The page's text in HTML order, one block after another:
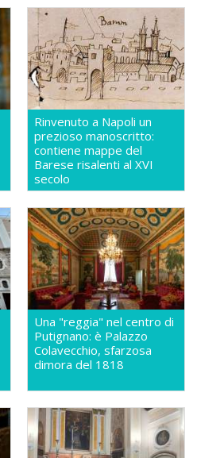
Rinvenuto a Napoli un
prezioso manoscritto:
contiene mappe del
Barese risalenti al XVI
secolo
Una "reggia" nel centro di
Putignano: è Palazzo
Colavecchio, sfarzosa
dimora del 1818